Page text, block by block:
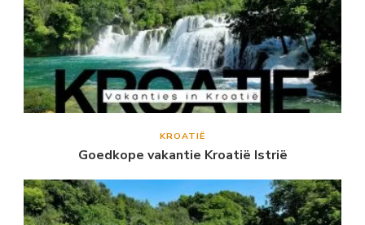
KROATIË
Goedkope vakantie Kroatië Istrië